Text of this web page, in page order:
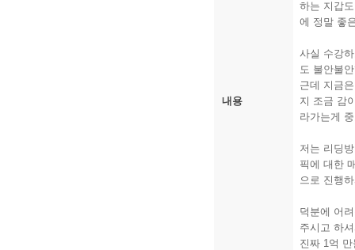
내용
하는 지갑
에 정말 좋
사실 수강
도 불안불
근데 지금
지 조금 감
라가는게
저는 리딩
픽에 대한
으로 진행
덕분에 어
주시고 하
진짜 1억